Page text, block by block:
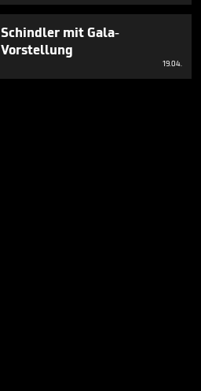
Schindler mit Gala-
Vorstellung
19.04.